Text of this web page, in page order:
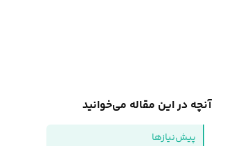
آنچه در این مقاله می‌خوانید
پیش‌نیازها